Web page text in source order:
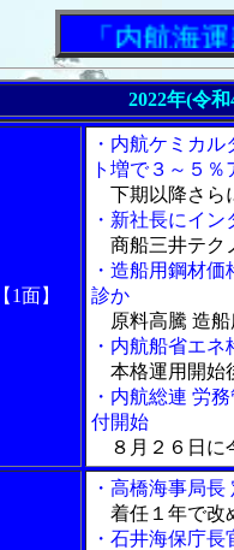
「内航海運新
2022年(令
【1面】
・内航ケミカ
ト増で３～５％
下期以降さら
・新社長にイ
商船三井テク
・造船用鋼材
診か
原料高騰 造船
・内航船省エ
本格運用開始
・内航総連 労
付開始
８月２６日に
・高橋海事局
着任１年で改
・石井海保庁